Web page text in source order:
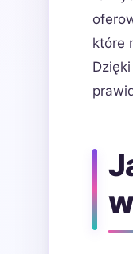
które